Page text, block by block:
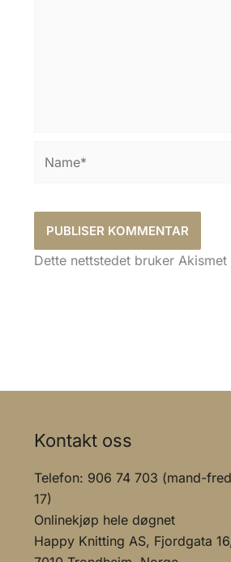
Dette nettstedet bruker
Kontakt oss
Telefon: 906 74 703 (mand-
17)
Onlinekjøp hele døgnet
Happy Knitting AS, Fjordgata 16,